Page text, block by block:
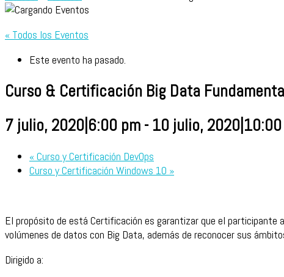
« Todos los Eventos
Este evento ha pasado.
Curso & Certificación Big Data
7 julio, 2020|6:00 pm - 10 julio,
«Curso y Certificación DevOps
Curso y Certificación Windows 10 »
El propósito de está Certificación es garantizar que el
volúmenes de datos con Big Data, además de reconocer sus
Dirigido a: